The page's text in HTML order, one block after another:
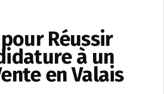
Réussir
à un
en Valais